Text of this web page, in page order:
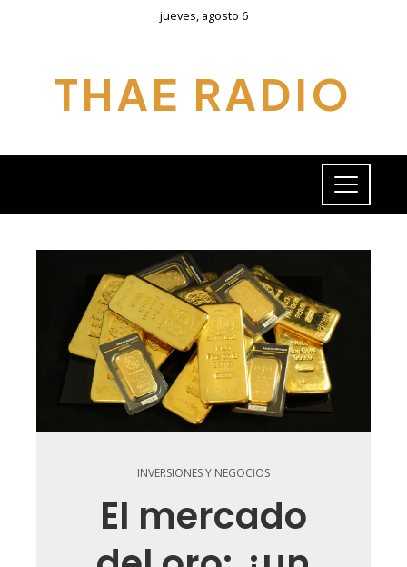
jueves, agosto 6
THAE RADIO
INVERSIONES Y NEGOCIOS
El mercado